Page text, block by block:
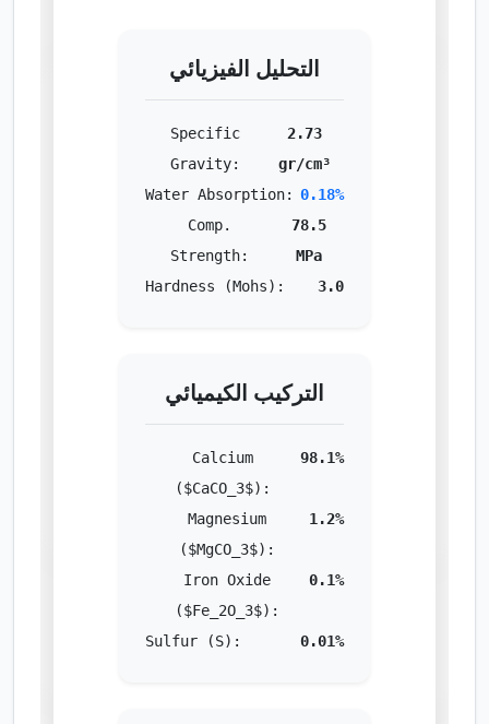
التحليل الفيزيائي
Specific
Gravity:
2.73
gr/cm³
Water Absorption: 0.18%
Comp.
Strength:
78.5
MPa
Hardness (Mohs):
3.0
التركيب الكيميائي
Calcium
($CaCO_3$):
98.1%
Magnesium
($MgCO_3$):
1.2%
Iron Oxide
($Fe_2O_3$):
0.1%
Sulfur (S): 0.01%